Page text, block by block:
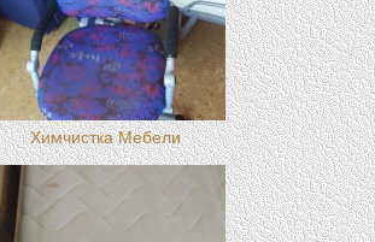
Химчистка Мебели